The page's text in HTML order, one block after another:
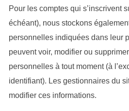
Pour les comptes qui s’inscrivent
échéant), nous stockons
personnelles indiquées dans leur
peuvent voir, modifier ou
personnelles à tout moment (à
identifiant). Les gestionnaires du
modifier ces informations.